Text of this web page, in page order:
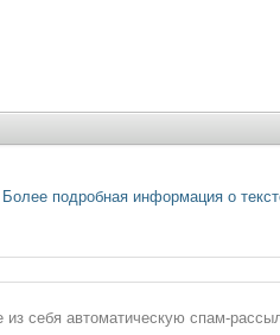
Более подробная информация о
себя автоматическую спам-